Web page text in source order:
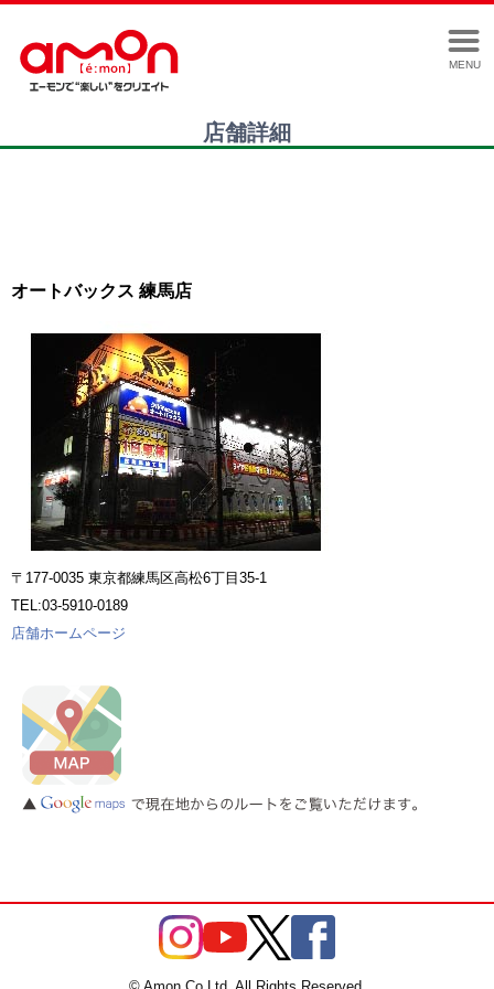
MENU
店舗詳細
オートバックス 練馬店
〒177-0035 東京都練馬区高松6丁目35-1
TEL:03-5910-0189
店舗ホームページ